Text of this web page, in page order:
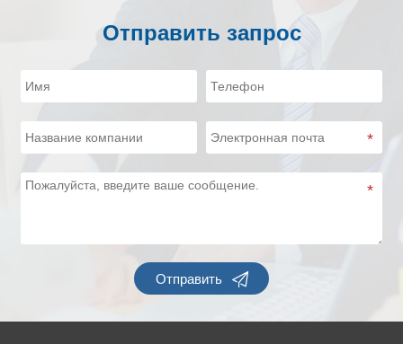
Отправить запрос
Отправить 